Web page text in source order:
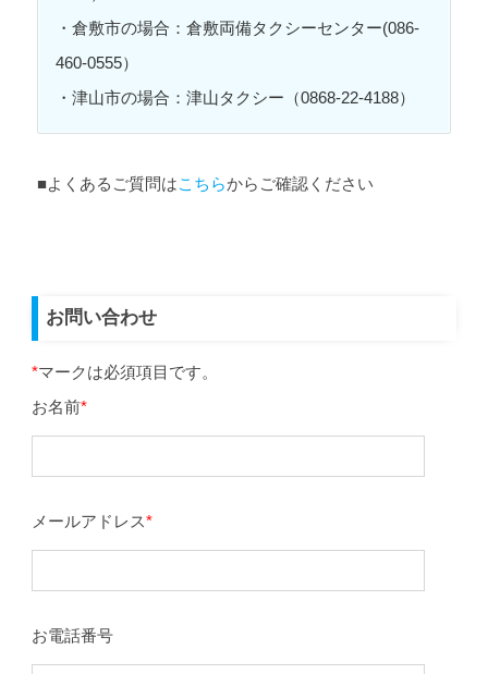
・倉敷市の場合：倉敷両備タクシーセンター(086-
460-0555）
・津山市の場合：津山タクシー（0868-22-4188）
■よくあるご質問はこちらからご確認ください
お問い合わせ
*マークは必須項目です。
お名前*
メールアドレス*
お電話番号